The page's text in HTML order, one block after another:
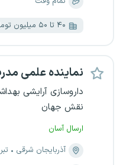
۴۰ تا ۵۰ میلیون تومان
نماینده علمی
داروسازی آرایشی
نقش جهان
ارسال آسان
آذربایجان شرقی